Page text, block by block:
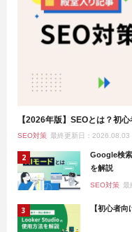
【2026年版】SEOとは？初
SEO対策 最終更新日：2026.08.03
Google検
を解説
SEO対策 最
【初心者